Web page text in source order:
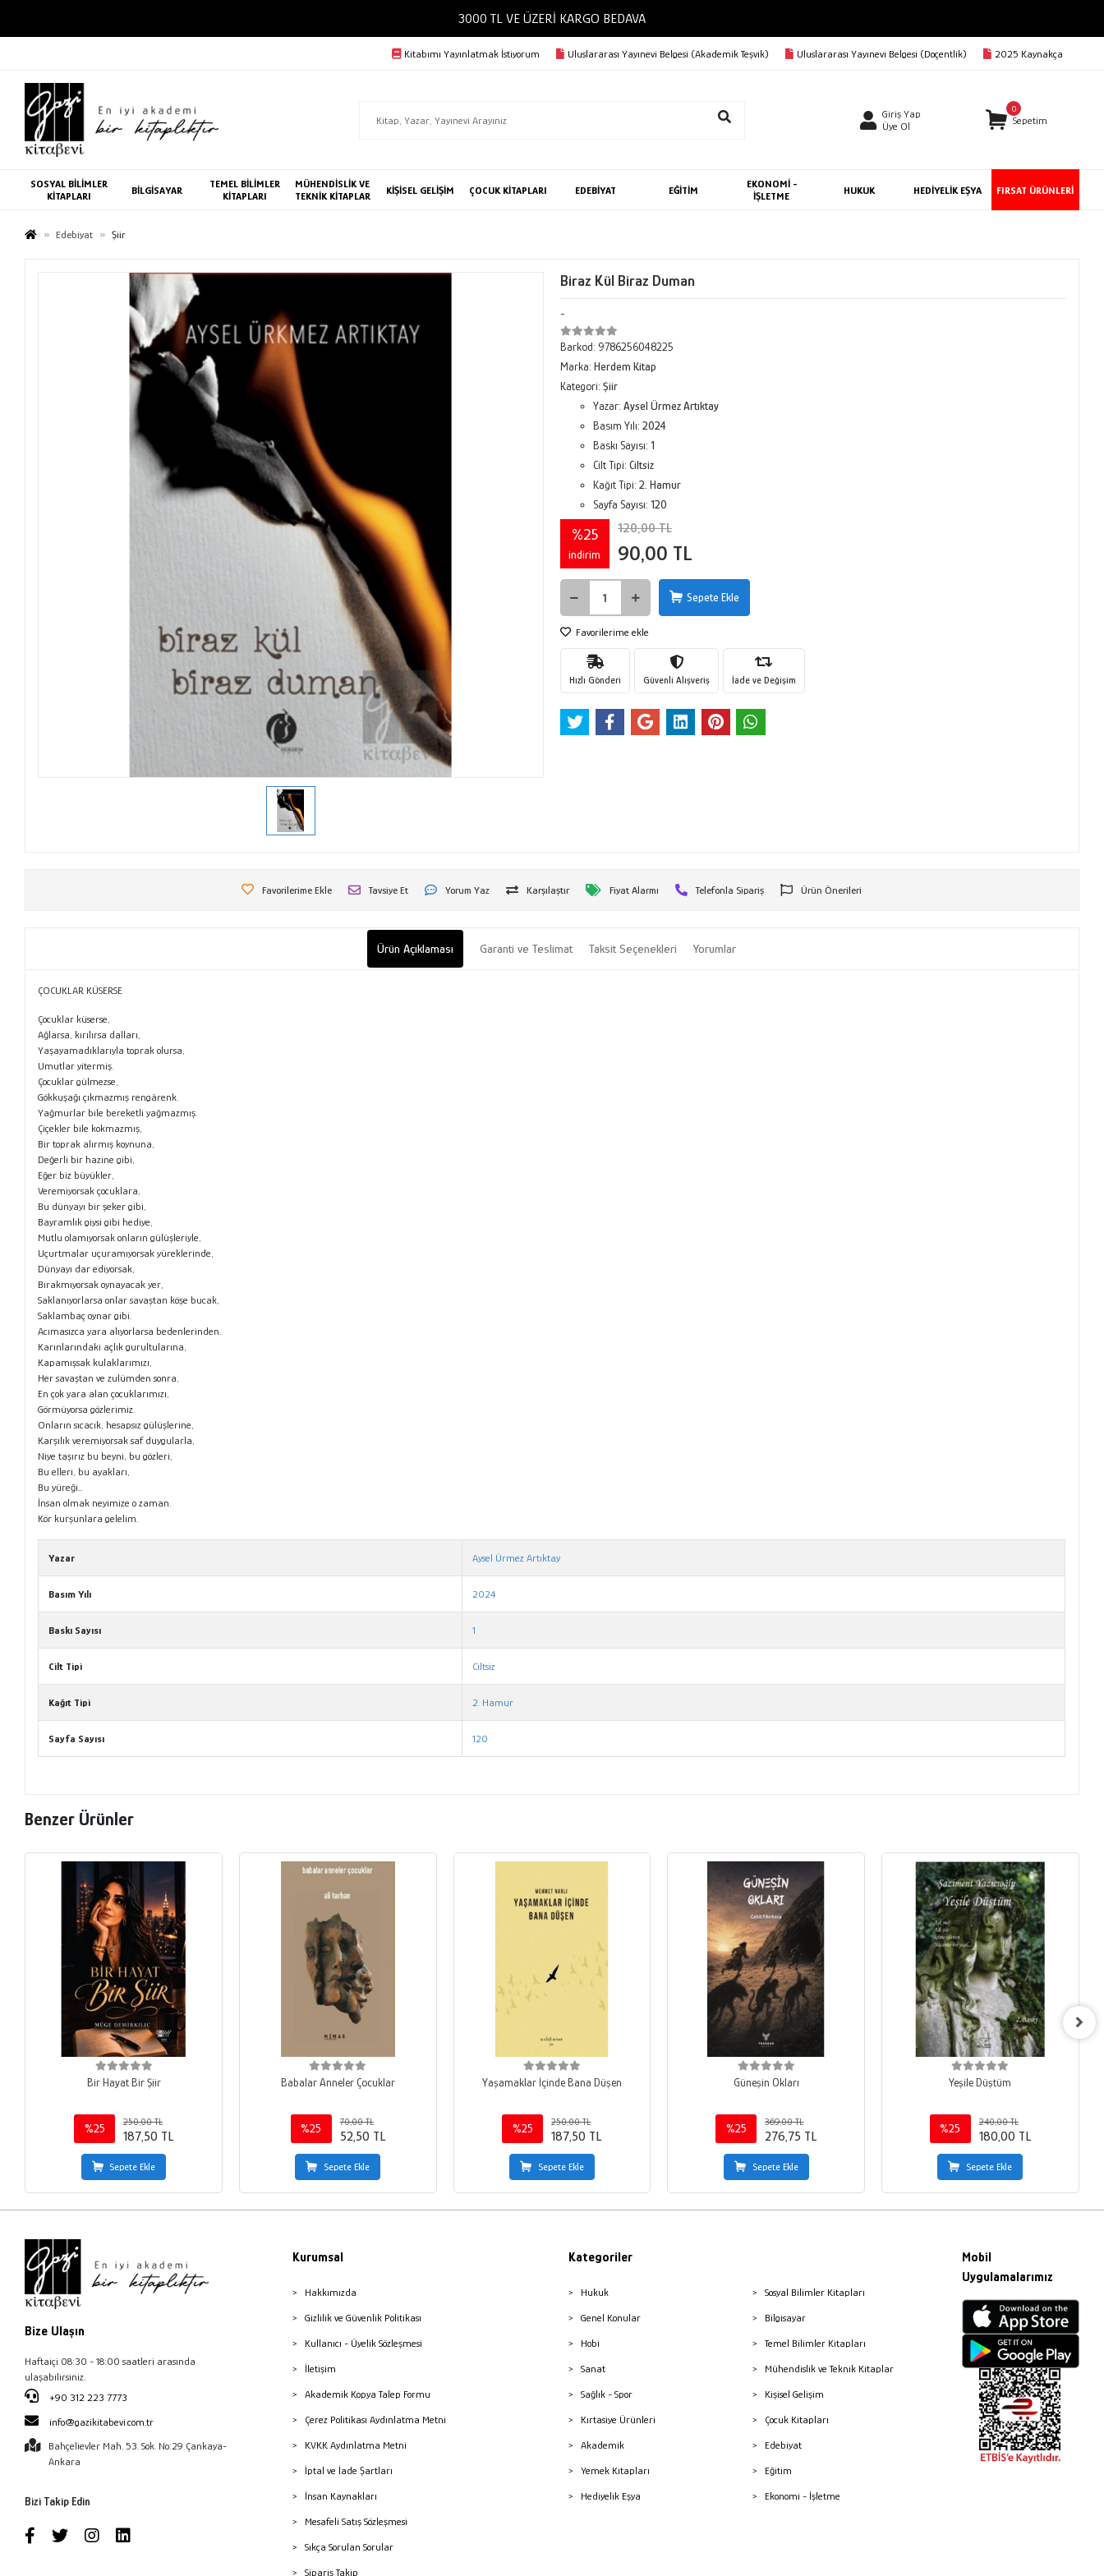
3000 TL VE ÜZERİ KARGO BEDAVA
Kitabımı Yayınlatmak İstiyorum Uluslararası Yayınevi Belgesi (Akademik Teşvik) Uluslararası Yayınevi Belgesi (Doçentlik) 2025 Kaynakça
Giriş Yap
Üye Ol
0
Sepetim
SOSYAL BİLİMLER
KİTAPLARI
BİLGİSAYAR
TEMEL BİLİMLER
KİTAPLARI
MÜHENDİSLİK VE
TEKNİK KİTAPLAR
KİŞİSEL GELİŞİM ÇOCUK KİTAPLARI EDEBİYAT EĞİTİM
EKONOMİ -
İŞLETME
HUKUK HEDİYELİK EŞYA FIRSAT ÜRÜNLERİ
Edebiyat Şiir
Biraz Kül Biraz Duman
-
Barkod: 9786256048225
Marka: Herdem Kitap
Kategori: Şiir
Yazar: Aysel Ürmez Artıktay
Basım Yılı: 2024
Baskı Sayısı: 1
Cilt Tipi: Ciltsiz
Kağıt Tipi: 2. Hamur
Sayfa Sayısı: 120
%25
indirim
120,00 TL
90,00 TL
Sepete Ekle
Favorilerime ekle
Hızlı Gönderi Güvenli Alışveriş İade ve Değişim
Favorilerime Ekle Tavsiye Et Yorum Yaz Karşılaştır Fiyat Alarmı Telefonla Sipariş Ürün Önerileri
Ürün Açıklaması Garanti ve Teslimat Taksit Seçenekleri Yorumlar
ÇOCUKLAR KÜSERSE
Çocuklar küserse,
Ağlarsa, kırılırsa dalları,
Yaşayamadıklarıyla toprak olursa,
Umutlar yitermiş.
Çocuklar gülmezse,
Gökkuşağı çıkmazmış rengârenk.
Yağmurlar bile bereketli yağmazmış.
Çiçekler bile kokmazmış,
Bir toprak alırmış koynuna,
Değerli bir hazine gibi,
Eğer biz büyükler,
Veremiyorsak çocuklara,
Bu dünyayı bir şeker gibi,
Bayramlık giysi gibi hediye,
Mutlu olamıyorsak onların gülüşleriyle,
Uçurtmalar uçuramıyorsak yüreklerinde,
Dünyayı dar ediyorsak,
Bırakmıyorsak oynayacak yer,
Saklanıyorlarsa onlar savaştan köşe bucak,
Saklambaç oynar gibi.
Acımasızca yara alıyorlarsa bedenlerinden.
Karınlarındaki açlık gurultularına,
Kapamışsak kulaklarımızı,
Her savaştan ve zulümden sonra,
En çok yara alan çocuklarımızı,
Görmüyorsa gözlerimiz.
Onların sıcacık, hesapsız gülüşlerine,
Karşılık veremiyorsak saf duygularla,
Niye taşırız bu beyni, bu gözleri,
Bu elleri, bu ayakları,
Bu yüreği…
İnsan olmak neyimize o zaman.
Kör kurşunlara gelelim.
Yazar Aysel Ürmez Artıktay
Basım Yılı 2024
Baskı Sayısı 1
Cilt Tipi Ciltsiz
Kağıt Tipi 2. Hamur
Sayfa Sayısı 120
Benzer Ürünler
Bir Hayat Bir Şiir
%25
250,00 TL
187,50 TL
Sepete Ekle
Babalar Anneler Çocuklar
%25
70,00 TL
52,50 TL
Sepete Ekle
Yaşamaklar İçinde Bana Düşen
%25
250,00 TL
187,50 TL
Sepete Ekle
Güneşin Okları
%25
369,00 TL
276,75 TL
Sepete Ekle
Yeşile Düştüm
%25
240,00 TL
180,00 TL
Sepete Ekle
Bize Ulaşın
Haftaiçi 08:30 - 18:00 saatleri arasında
ulaşabilirsiniz.
+90 312 223 7773
info@gazikitabevi.com.tr
Bahçelievler Mah. 53. Sok. No:29 Çankaya-
Ankara
Bizi Takip Edin
Kurumsal
Hakkımızda
Gizlilik ve Güvenlik Politikası
Kullanıcı - Üyelik Sözleşmesi
İletişim
Akademik Kopya Talep Formu
Çerez Politikası Aydınlatma Metni
KVKK Aydınlatma Metni
İptal ve İade Şartları
İnsan Kaynakları
Mesafeli Satış Sözleşmesi
Sıkça Sorulan Sorular
Sipariş Takip
Kategoriler
Hukuk
Genel Konular
Hobi
Sanat
Sağlık - Spor
Kırtasiye Ürünleri
Akademik
Yemek Kitapları
Hediyelik Eşya
Sosyal Bilimler Kitapları
Bilgisayar
Temel Bilimler Kitapları
Mühendislik ve Teknik Kitaplar
Kişisel Gelişim
Çocuk Kitapları
Edebiyat
Eğitim
Ekonomi - İşletme
Mobil
Uygulamalarımız